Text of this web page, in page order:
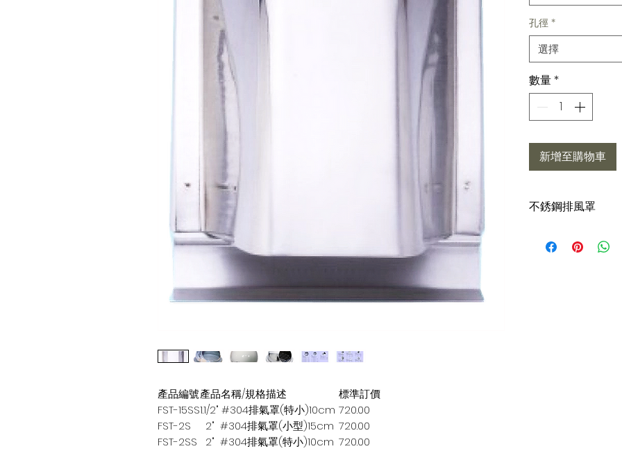
產品編號產品名稱/規格描述
標準訂價
FST-15SS1.1/2" #304排氣罩(特小)10cm 720.00
FST-2S
2" #304排氣罩(小型)15cm 720.00
FST-2SS
2" #304排氣罩(特小)10cm 720.00
孔徑 *
選擇
數量 *
新增至購物車
不銹鋼排風罩
這款風罩採用優